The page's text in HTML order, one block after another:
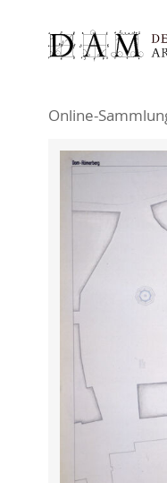
Sie sind hier:
Online-